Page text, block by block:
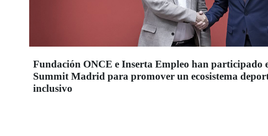
Fundación ONCE e Inserta Empleo han participado
Summit Madrid para promover un ecosistema
inclusivo